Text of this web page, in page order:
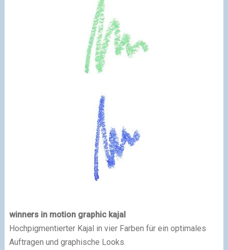
winners in motion graphic kajal
Hochpigmentierter Kajal in vier Farben für ein optimales
Auftragen und graphische Looks.